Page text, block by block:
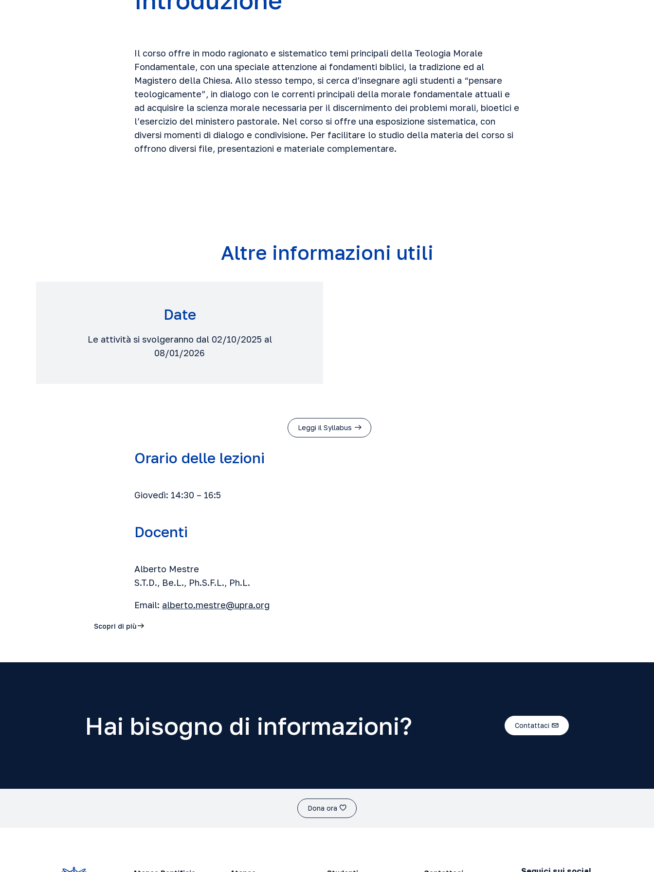
Il corso offre in modo ragionato e sistematico temi principali della Teologia Morale
Fondamentale, con una speciale attenzione ai fondamenti biblici, la tradizione ed al
Magistero della Chiesa. Allo stesso tempo, si cerca d’insegnare agli studenti a “pensare
teologicamente”, in dialogo con le correnti principali della morale fondamentale attuali e
ad acquisire la scienza morale necessaria per il discernimento dei problemi morali, bioetici e
l’esercizio del ministero pastorale. Nel corso si offre una esposizione sistematica, con
diversi momenti di dialogo e condivisione. Per facilitare lo studio della materia del corso si
offrono diversi file, presentazioni e materiale complementare.
Altre informazioni utili
Date
Le attività si svolgeranno dal 02/10/2025 al
08/01/2026
Leggi il Syllabus
Orario delle lezioni
Giovedì: 14:30 – 16:5
Docenti
Alberto Mestre
S.T.D., Be.L., Ph.S.F.L., Ph.L.
Email: alberto.mestre@upra.org
Scopri di più
Hai bisogno di informazioni? Contattaci
Dona ora